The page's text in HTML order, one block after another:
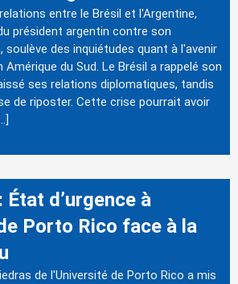
entre le Brésil et l'Argentine,
président argentin contre son
soulève des inquiétudes quant à l'avenir
du Sud. Le Brésil a rappelé son
ses relations diplomatiques, tandis
de riposter. Cette crise pourrait avoir
d’urgence à
Porto Rico face à la
de l'Université de Porto Rico a mis